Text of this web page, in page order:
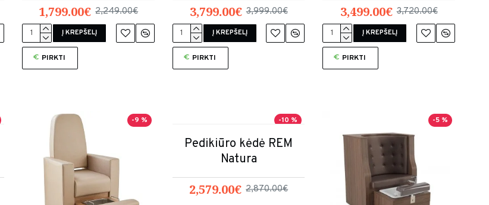
1,799.00€ 2,249.00€
Į KREPŠELĮ
PIRKTI
3,799.00€ 3,999.00€
Į KREPŠELĮ
PIRKTI
3,499.00€ 3,720.00€
Į KREPŠELĮ
PIRKTI
-9 % -10 %
Pedikiūro kėdė REM
Natura
2,579.00€ 2,870.00€
-5 %